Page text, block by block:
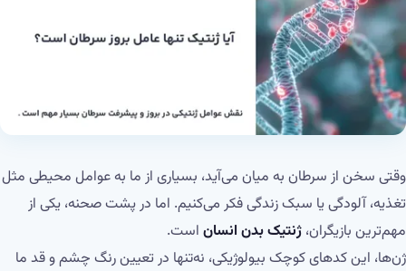
وقتی سخن از سرطان به میان می‌آید، بسیاری از ما به عوامل محیطی مثل
تغذیه، آلودگی یا سبک زندگی فکر می‌کنیم. اما در پشت صحنه، یکی از
مهم‌ترین بازیگران، ژنتیک بدن انسان است.
ژن‌ها، این کدهای کوچک بیولوژیکی، نه‌تنها در تعیین رنگ چشم و قد ما